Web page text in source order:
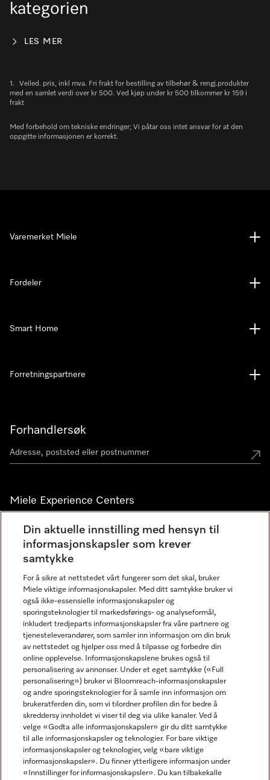
kategorien
LES MER
1.
Veiled. pris, inkl mva. Fri frakt for bestilling av tilbehør & rengj.produkter
med en samlet verdi over kr 500. Ved kjøp under kr 500 tilkommer kr 159 i
frakt
Med forbehold om tekniske endringer; Vi påtar oss intet ansvar for at den
oppgitte informasjonen er korrekt.
Forhandlersøk
Miele Experience Centers
Miele Experience Center Nesbru
Miele Outlet Nesbru
Nyhetsbrev
Varemerket Miele
Fordeler
Smart Home
Forretningspartnere
Miele AS
Miele på Facebook
Miele på Youtube
Miele på Instagram
Din aktuelle innstilling med hensyn til
informasjonskapsler som krever
samtykke
For å sikre at nettstedet vårt fungerer som det skal, bruker
Miele viktige informasjonskapsler. Med ditt samtykke bruker vi
også ikke-essensielle informasjonskapsler og
sporingsteknologier til markedsførings- og analyseformål,
inkludert tredjeparts informasjonskapsler fra våre partnere og
tjenesteleverandører, som samler inn informasjon om din bruk
av nettstedet og hjelper oss med å tilpasse og forbedre din
online opplevelse. Informasjonskapslene brukes også til
personalisering av annonser. Under et eget samtykke («Full
personalisering») bruker vi Bloomreach-informasjonskapsler
og andre sporingsteknologier for å samle inn informasjon om
brukeratferden din, som vi tilordner profilen din for bedre å
skreddersy innholdet vi viser til deg via ulike kanaler. Ved å
velge «Godta alle informasjonskapsler» gir du ditt samtykke
til alle informasjonskapsler og teknologier. For bare viktige
informasjonskapsler og teknologier, velg «bare viktige
informasjonskapsler». Du finner ytterligere informasjon under
«Innstillinger for informasjonskapsler». Du kan tilbakekalle